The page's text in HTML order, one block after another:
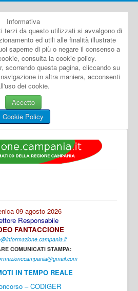
Informativa
terzi da questo utilizzati si avvalgono di
ed utili alle finalità illustrate
saperne di più o negare il consenso a
consulta la cookie policy.
scorrendo questa pagina, cliccando su
in altra maniera, acconsenti
dei cookie.
Accetto
Cookie Policy
09 agosto 2026
Responsabile
FANTACCIONE
COMUNICATI STAMPA:
IN TEMPO REALE